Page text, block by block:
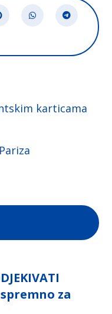
karticama
spremno za